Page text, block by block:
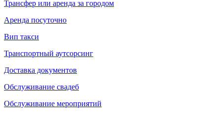
Трансфер или аренда за городом
Аренда посуточно
Вип такси
Транспортный аутсорсинг
Доставка документов
Обслуживание свадеб
Обслуживание мероприятий